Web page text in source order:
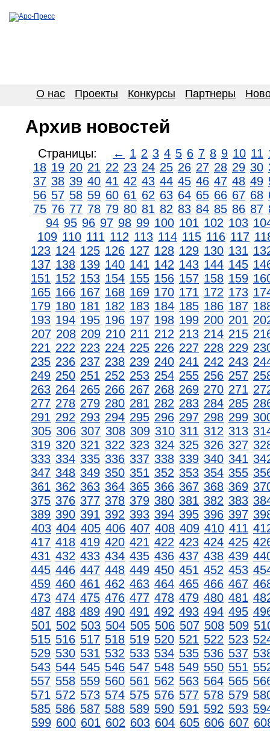
О нас Проекты Конкурсы Партнеры
Архив новостей
Страницы: ← 1 2 3 4 5 6 7 8 9 10 11
18 19 20 21 22 23 24 25 26 27 28 29 30
37 38 39 40 41 42 43 44 45 46 47 48 49
56 57 58 59 60 61 62 63 64 65 66 67 68
75 76 77 78 79 80 81 82 83 84 85 86 87
94 95 96 97 98 99 100 101 102 103
109 110 111 112 113 114 115 116 117
123 124 125 126 127 128 129 130 131
137 138 139 140 141 142 143 144 145
151 152 153 154 155 156 157 158 159
165 166 167 168 169 170 171 172 173
179 180 181 182 183 184 185 186 187
193 194 195 196 197 198 199 200 201
207 208 209 210 211 212 213 214 215
221 222 223 224 225 226 227 228 229
235 236 237 238 239 240 241 242 243
249 250 251 252 253 254 255 256 257
263 264 265 266 267 268 269 270 271
277 278 279 280 281 282 283 284 285
291 292 293 294 295 296 297 298 299
305 306 307 308 309 310 311 312 313
319 320 321 322 323 324 325 326 327
333 334 335 336 337 338 339 340 341
347 348 349 350 351 352 353 354 355
361 362 363 364 365 366 367 368 369
375 376 377 378 379 380 381 382 383
389 390 391 392 393 394 395 396 397
403 404 405 406 407 408 409 410 411
417 418 419 420 421 422 423 424 425
431 432 433 434 435 436 437 438 439
445 446 447 448 449 450 451 452 453
459 460 461 462 463 464 465 466 467
473 474 475 476 477 478 479 480 481
487 488 489 490 491 492 493 494 495
501 502 503 504 505 506 507 508 509
515 516 517 518 519 520 521 522 523
529 530 531 532 533 534 535 536 537
543 544 545 546 547 548 549 550 551
557 558 559 560 561 562 563 564 565
571 572 573 574 575 576 577 578 579
585 586 587 588 589 590 591 592 593
599 600 601 602 603 604 605 606 607